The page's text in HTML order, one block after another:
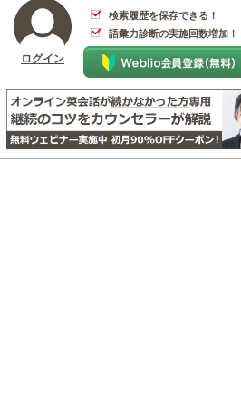
ログイン
検索履歴を保存できる！
語彙力診断の実施回数増加！